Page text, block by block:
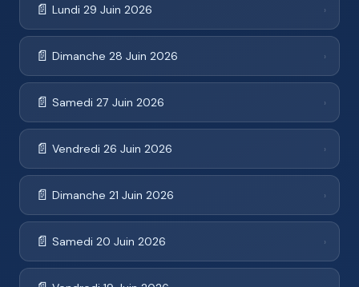
📄 Lundi 29 Juin 2026 ›
📄 Dimanche 28 Juin 2026 ›
📄 Samedi 27 Juin 2026 ›
📄 Vendredi 26 Juin 2026 ›
📄 Dimanche 21 Juin 2026 ›
📄 Samedi 20 Juin 2026 ›